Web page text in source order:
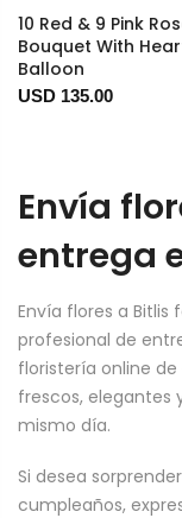
10 Red & 9 Pink
Bouquet With
Balloon
USD 135.00
Envía
entrega
Envía flores a
profesional de
floristería online
frescos, elegantes
mismo día.
Si desea
cumpleaños,